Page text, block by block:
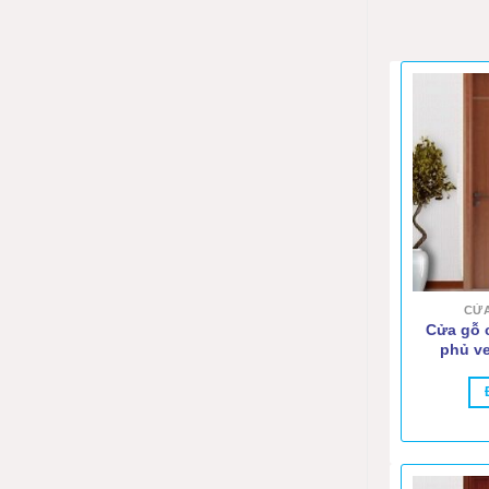
Cửa gỗ
phủ